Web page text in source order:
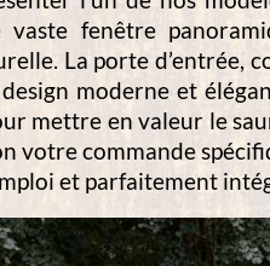
vaste fenêtre
La porte d’entrée,
moderne et
mettre en valeur le
votre commande
et parfaitement